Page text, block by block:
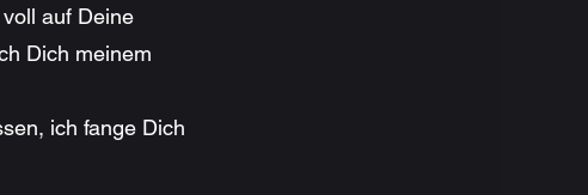
auf Deine
Dich meinem
ich fange Dich